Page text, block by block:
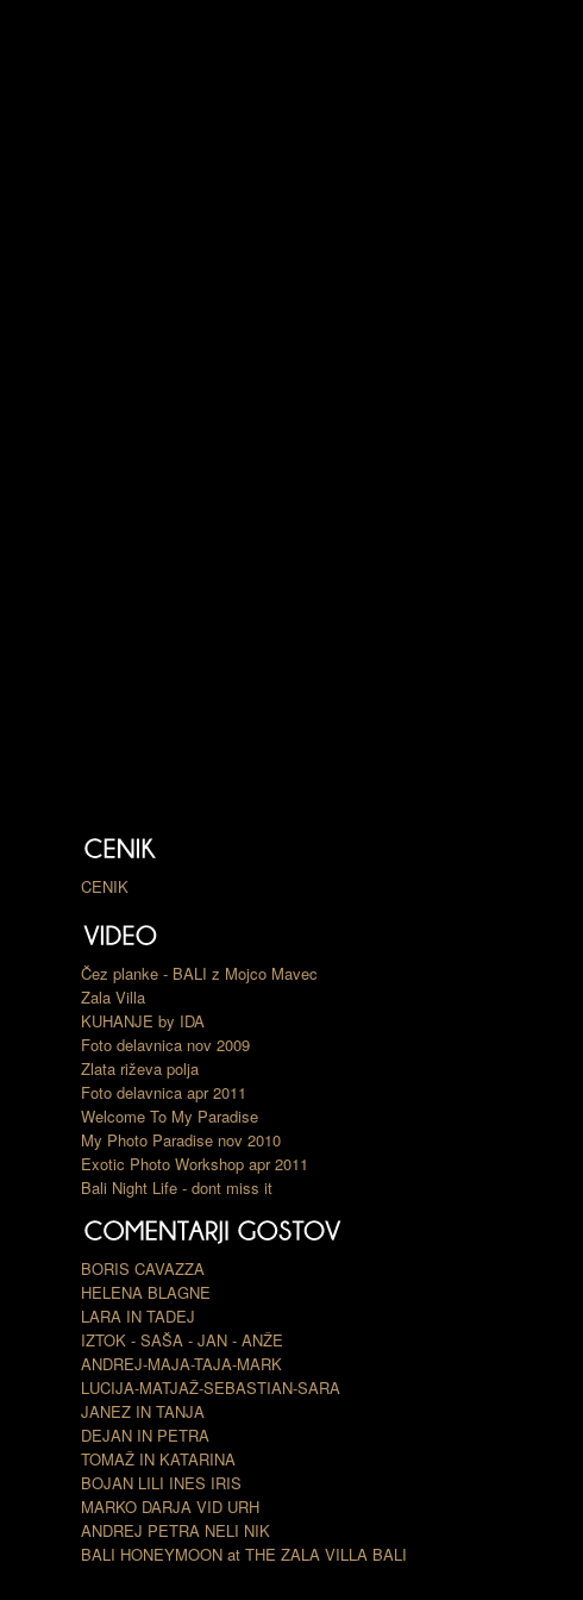
CENIK
Čez planke - BALI z Mojco Mavec
Zala Villa
KUHANJE by IDA
Foto delavnica nov 2009
Zlata riževa polja
Foto delavnica apr 2011
Welcome To My Paradise
My Photo Paradise nov 2010
Exotic Photo Workshop apr 2011
Bali Night Life - dont miss it
BORIS CAVAZZA
HELENA BLAGNE
LARA IN TADEJ
IZTOK - SAŠA - JAN - ANŽE
ANDREJ-MAJA-TAJA-MARK
LUCIJA-MATJAŽ-SEBASTIAN-SARA
JANEZ IN TANJA
DEJAN IN PETRA
TOMAŽ IN KATARINA
BOJAN LILI INES IRIS
MARKO DARJA VID URH
ANDREJ PETRA NELI NIK
BALI HONEYMOON at THE ZALA VILLA BALI